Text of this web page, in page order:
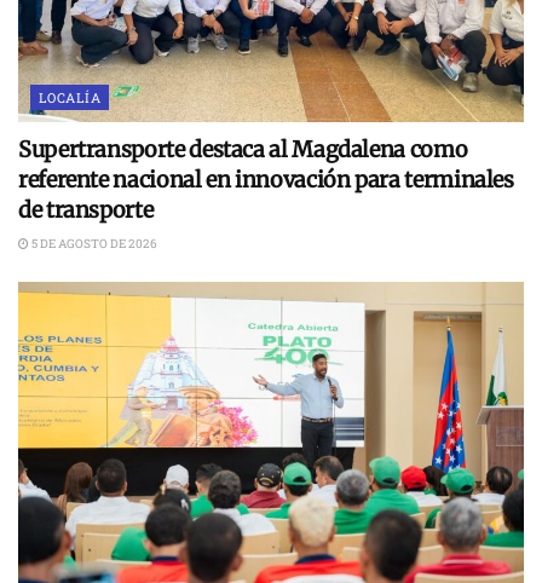
LOCALÍA
Supertransporte destaca al Magdalena como
referente nacional en innovación para terminales
de transporte
5 DE AGOSTO DE 2026